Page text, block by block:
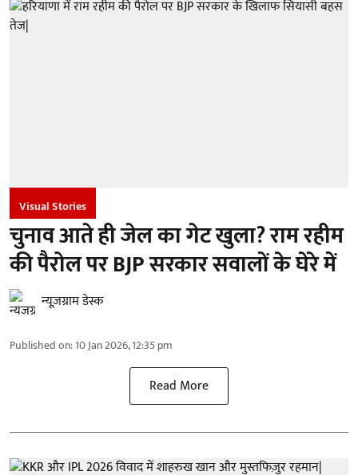
Visual Stories
चुनाव आते ही जेल का गेट खुला? राम रहीम
की पैरोल पर BJP सरकार सवालों के घेरे में
न्यूज़ग्राम डेस्क
Published on:10 Jan 2026, 12:35 pm
Read More